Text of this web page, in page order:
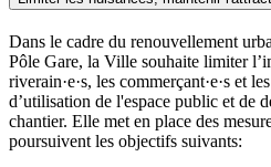
Dans le cadre du renouvellement
Pôle Gare, la Ville souhaite limiter
riverain·e·s, les commerçant·e·s et
d’utilisation de l'espace public et de
chantier. Elle met en place des
poursuivent les objectifs suivants: